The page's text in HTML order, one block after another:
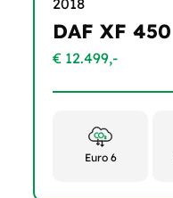
2018
DAF XF 450
€ 12.499,-
Euro 6